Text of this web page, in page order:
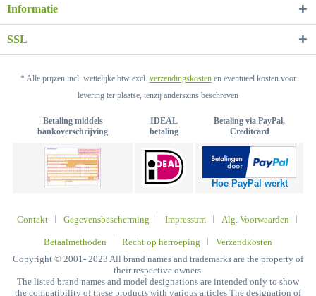
Informatie
SSL
* Alle prijzen incl. wettelijke btw excl. verzendingskostenen eventueel kosten voor
levering ter plaatse, tenzij anderszins beschreven
Betaling middels
bankoverschrijving
IDEAL
betaling
Betaling via PayPal,
Creditcard
Hoe PayPal werkt
Contakt Gegevensbescherming Impressum Alg. Voorwaarden
Betaalmethoden Recht op herroeping
Verzendkosten
Copyright © 2001- 2023 All brand names and trademarks are the property of
their respective owners.
The listed brand names and model designations are intended only to show
the compatibility of these products with various articles The designation of